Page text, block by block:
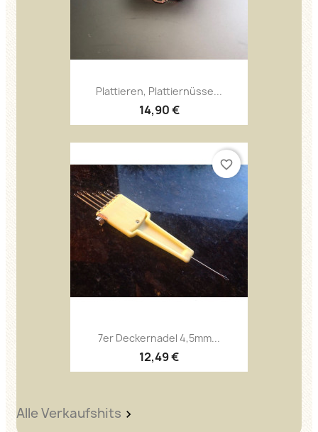
Plattieren, Plattiernüsse...
14,90 €
7er Deckernadel 4,5mm...
12,49 €
favorite_border
Alle Verkaufshits 